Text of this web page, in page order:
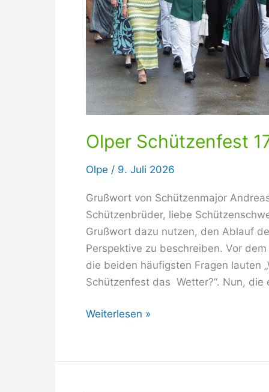
Olper Schützenfest
Olpe / 9. Juli 2026
Grußwort von Schützenmajor
Schützenbrüder, liebe
Grußwort dazu nutzen, den Ablauf
Perspektive zu beschreiben. Vor
die beiden häufigsten Fragen lauten
Schützenfest das Wetter?“. Nun, die
Olper
–
Weiterlesen »